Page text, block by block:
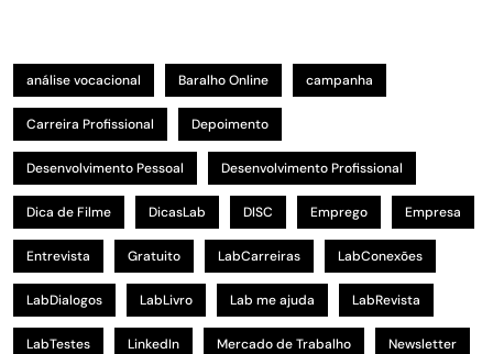
análise vocacional Baralho Online campanha
Carreira Profissional Depoimento
Desenvolvimento Pessoal Desenvolvimento Profissional
Dica de Filme DicasLab DISC Emprego Empresa
Entrevista Gratuito LabCarreiras LabConexões
LabDialogos LabLivro Lab me ajuda LabRevista
LabTestes LinkedIn Mercado de Trabalho Newsletter